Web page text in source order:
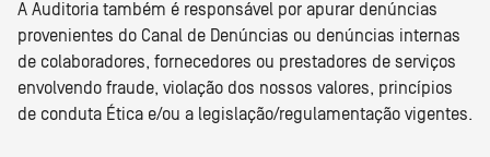
A Auditoria também é responsável por apurar denúncias
provenientes do Canal de Denúncias ou denúncias internas
de colaboradores, fornecedores ou prestadores de serviços
envolvendo fraude, violação dos nossos valores, princípios
de conduta Ética e/ou a legislação/regulamentação vigentes.